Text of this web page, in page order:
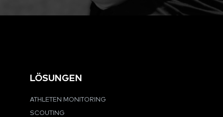
LÖSUNGEN
ATHLETEN MONITORING
SCOUTING